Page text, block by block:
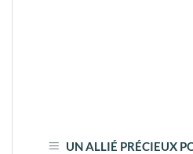
UN ALLIÉ PRÉCIEUX